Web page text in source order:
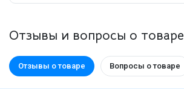
Отзывы и вопросы о товаре
Отзывы о товаре Вопросы о товаре